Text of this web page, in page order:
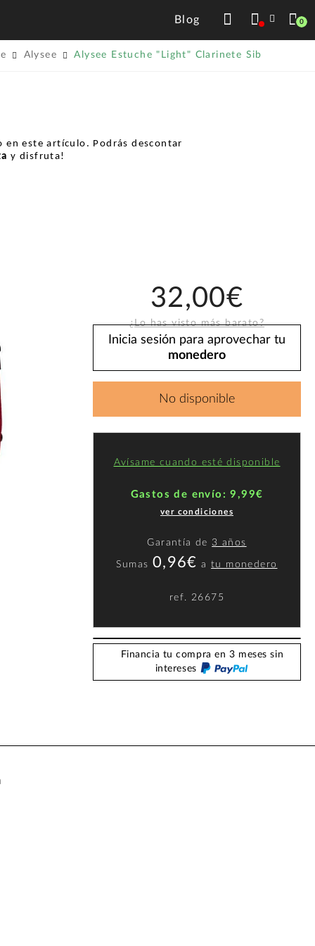
Blog 0
Alysee Alysee Estuche "Light" Clarinete Sib
en este artículo. Podrás descontar
y disfruta!
32,00€
¿Lo has visto más barato?
Inicia sesión para aprovechar tu
monedero
No disponible
Avísame cuando esté disponible
Gastos de envío: 9,99€
ver condiciones
Garantía de 3 años
Sumas 0,96€ atu monedero
ref. 26675
Financia tu compra en 3 meses sin
intereses